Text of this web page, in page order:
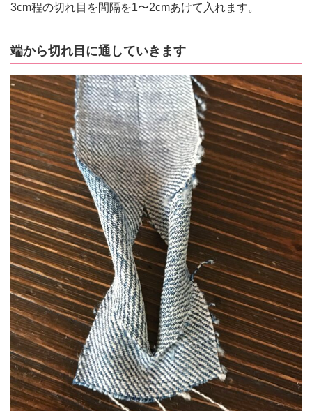
3cm程の切れ目を間隔を1〜2cmあけて入れます。
端から切れ目に通していきます